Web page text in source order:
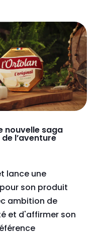
nouvelle saga
l’aventure
lance une
son produit
ambition de
et d'affirmer son